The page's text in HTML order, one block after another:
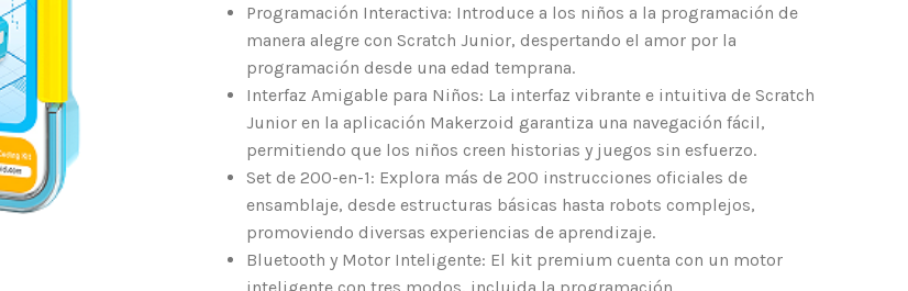
Programación Interactiva: Introduce a los niños a la programación de
manera alegre con Scratch Junior, despertando el amor por la
programación desde una edad temprana.
Interfaz Amigable para Niños: La interfaz vibrante e intuitiva de Scratch
Junior en la aplicación Makerzoid garantiza una navegación fácil,
permitiendo que los niños creen historias y juegos sin esfuerzo.
Set de 200-en-1: Explora más de 200 instrucciones oficiales de
ensamblaje, desde estructuras básicas hasta robots complejos,
promoviendo diversas experiencias de aprendizaje.
Bluetooth y Motor Inteligente: El kit premium cuenta con un motor